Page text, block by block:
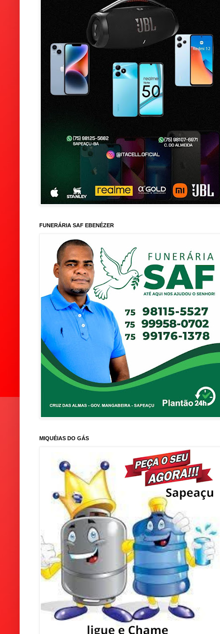
FUNERÁRIA SAF EBENÉZER
MIQUÉIAS DO GÁS